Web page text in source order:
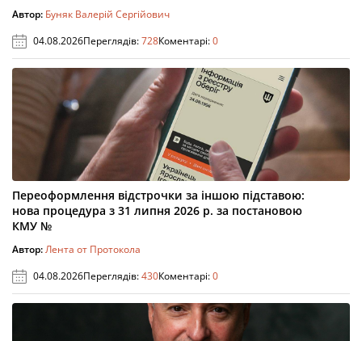
Автор: Буняк Валерій Сергійович
04.08.2026Переглядів:728Коментарі:0
Переоформлення відстрочки за іншою підставою:
нова процедура з 31 липня 2026 р. за постановою
КМУ №
Автор:Лента от Протокола
04.08.2026Переглядів:430Коментарі:0